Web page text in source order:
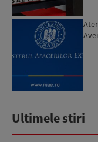
Ultimele stiri